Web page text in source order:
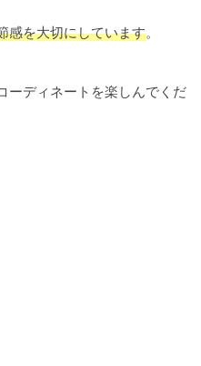
感を大切にしています。
ーディネートを楽しんでくだ